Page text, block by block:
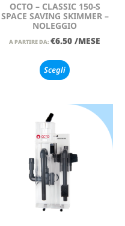
OCTO – CLASSIC 150-S
SPACE SAVING SKIMMER –
NOLEGGIO
A PARTIRE DA: €6.50 /MESE
Scegli